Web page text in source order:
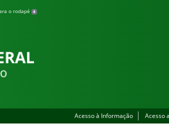
o rodapé 4
Acesso à Informação Acesso